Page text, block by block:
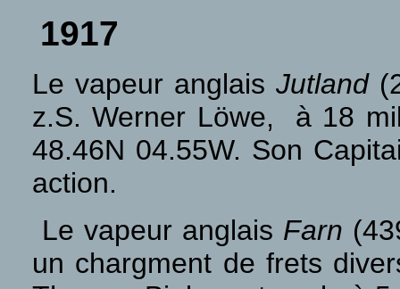
1917
Le vapeur anglais Jutland
z.S. Werner Löwe, à 18
48.46N 04.55W. Son
action.
Le vapeur anglais Farn
un chargment de frets